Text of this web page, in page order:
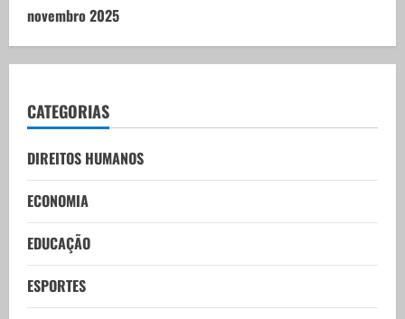
novembro 2025
CATEGORIAS
DIREITOS HUMANOS
ECONOMIA
EDUCAÇÃO
ESPORTES